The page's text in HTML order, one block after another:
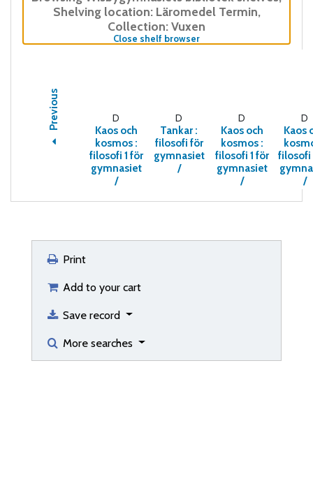
Shelving location:Läromedel Termin,
Collection: Vuxen
Close shelf browser(Hides shelf browser)
Previous D
Kaos och
kosmos :
filosofi 1 för
gymnasiet
/
D
Tankar :
filosofi för
gymnasiet
/
D
Kaos och
kosmos :
filosofi 1 för
gymnasiet
/
D
Kaos
filosofi
/
Print
Add to your cart
Save record
More searches